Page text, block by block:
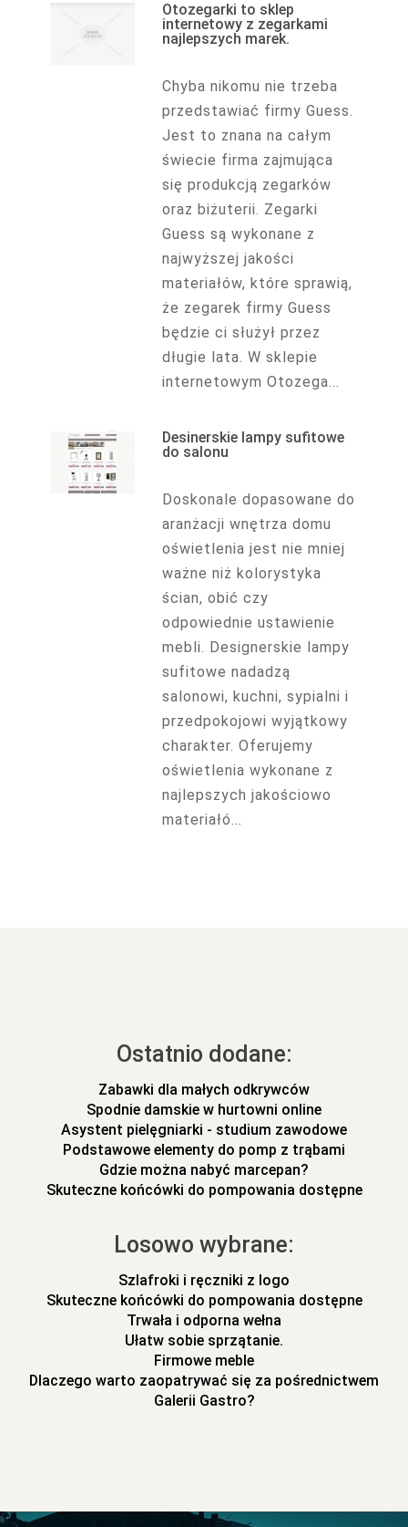
Otozegarki to sklep
internetowy z zegarkami
najlepszych marek.
Chyba nikomu nie trzeba
przedstawiać firmy Guess.
Jest to znana na całym
świecie firma zajmująca
się produkcją zegarków
oraz biżuterii. Zegarki
Guess są wykonane z
najwyższej jakości
materiałów, które sprawią,
że zegarek firmy Guess
będzie ci służył przez
długie lata. W sklepie
internetowym Otozega...
Desinerskie lampy sufitowe
do salonu
Doskonale dopasowane do
aranżacji wnętrza domu
oświetlenia jest nie mniej
ważne niż kolorystyka
ścian, obić czy
odpowiednie ustawienie
mebli. Designerskie lampy
sufitowe nadadzą
salonowi, kuchni, sypialni i
przedpokojowi wyjątkowy
charakter. Oferujemy
oświetlenia wykonane z
najlepszych jakościowo
materiałó...
Ostatnio dodane:
Zabawki dla małych odkrywców
Spodnie damskie w hurtowni online
Asystent pielęgniarki - studium zawodowe
Podstawowe elementy do pomp z trąbami
Gdzie można nabyć marcepan?
Skuteczne końcówki do pompowania dostępne
Losowo wybrane:
Szlafroki i ręczniki z logo
Skuteczne końcówki do pompowania dostępne
Trwała i odporna wełna
Ułatw sobie sprzątanie.
Firmowe meble
Dlaczego warto zaopatrywać się za pośrednictwem
Galerii Gastro?